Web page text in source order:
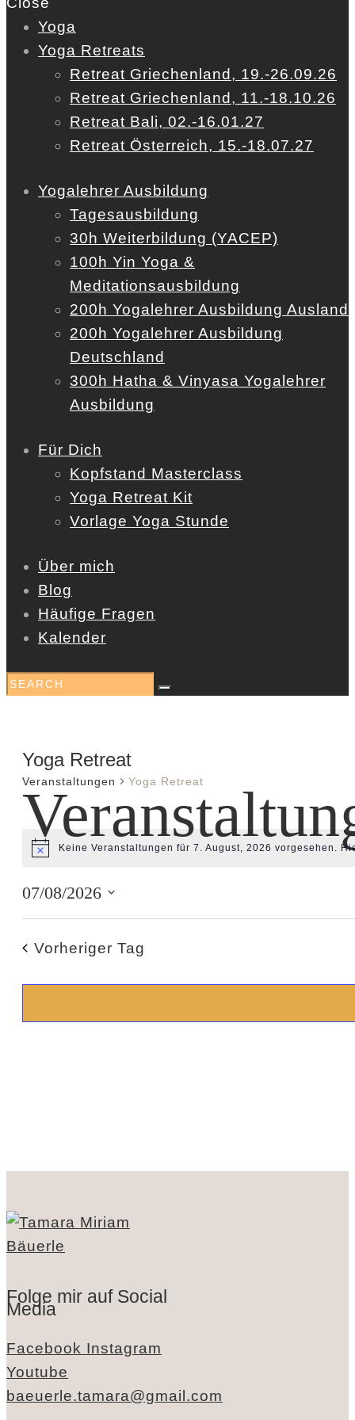
Yoga
Yoga Retreats
Retreat Griechenland, 19.-26.09.26
Retreat Griechenland, 11.-18.10.26
Retreat Bali, 02.-16.01.27
Retreat Österreich, 15.-18.07.27
Yogalehrer Ausbildung
Tagesausbildung
30h Weiterbildung (YACEP)
100h Yin Yoga &
Meditationsausbildung
200h Yogalehrer Ausbildung Ausland
200h Yogalehrer Ausbildung
Deutschland
300h Hatha & Vinyasa Yogalehrer
Ausbildung
Für Dich
Kopfstand Masterclass
Yoga Retreat Kit
Vorlage Yoga Stunde
Über mich
Blog
Häufige Fragen
Kalender
Yoga Retreat
Veranstaltungen Yoga Retreat
HinweisKeine Veranstaltungen für 7. August, 2026 vorgesehen.
07/08/2026
Datum
wählen.
Vorheriger Tag
Folge mir auf Social
Media
Facebook Instagram
Youtube
baeuerle.tamara@gmail.com